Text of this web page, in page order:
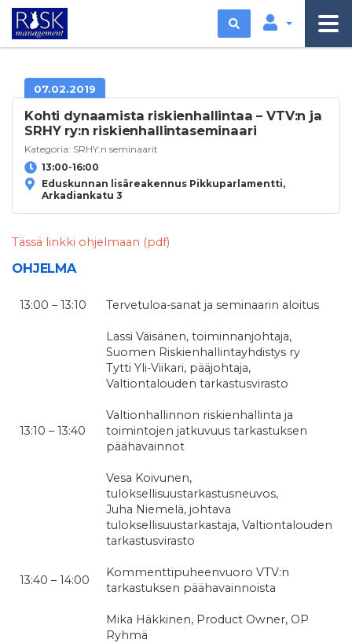
Etsi
07.02.2019
Kohti dynaamista riskienhallintaa – VTV:n ja
SRHY ry:n riskienhallintaseminaari
Kategoria: SRHY:n seminaarit
13:00-16:00
Eduskunnan lisäreakennus Pikkuparlamentti,
Arkadiankatu 3
Tässä linkki ohjelmaan (pdf)
OHJELMA
13:00 – 13:10 Tervetuloa-sanat ja seminaarin aloitus
Lassi Väisänen, toiminnanjohtaja,
Suomen Riskienhallintayhdistys ry
Tytti Yli-Viikari, pääjohtaja,
Valtiontalouden tarkastusvirasto
13:10 – 13:40
Valtionhallinnon riskienhallinta ja
toimintojen jatkuvuus tarkastuksen
päähavainnot
Vesa Koivunen,
tuloksellisuustarkastusneuvos,
Juha Niemelä, johtava
tuloksellisuustarkastaja, Valtiontalouden
tarkastusvirasto
13:40 – 14:00
Kommenttipuheenvuoro VTV:n
tarkastuksen päähavainnoista
Mika Häkkinen, Product Owner, OP
Ryhmä